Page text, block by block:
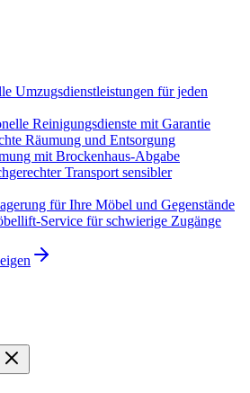
Umzugsdienstleistungen für jeden
Reinigungsdienste mit Garantie
Räumung und Entsorgung
mit Brockenhaus-Abgabe
Transport sensibler
für Ihre Möbel und Gegenstände
Service für schwierige Zugänge